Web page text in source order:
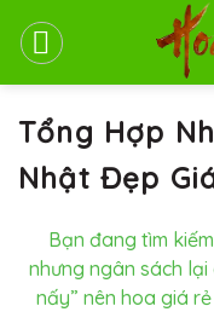
qua
Tổng Hợp
Nhật Đẹp
Bạn đang tìm
nhưng ngân sách
nấy” nên hoa giá